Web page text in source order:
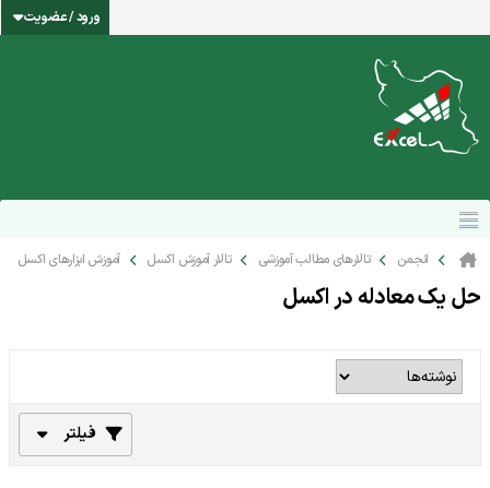
ورود / عضویت
انجمن تالارهای مطالب آموزشی تالار آموزش اکسل آموزش ابزارهای اکسل
حل یک معادله در اکسل
فیلتر